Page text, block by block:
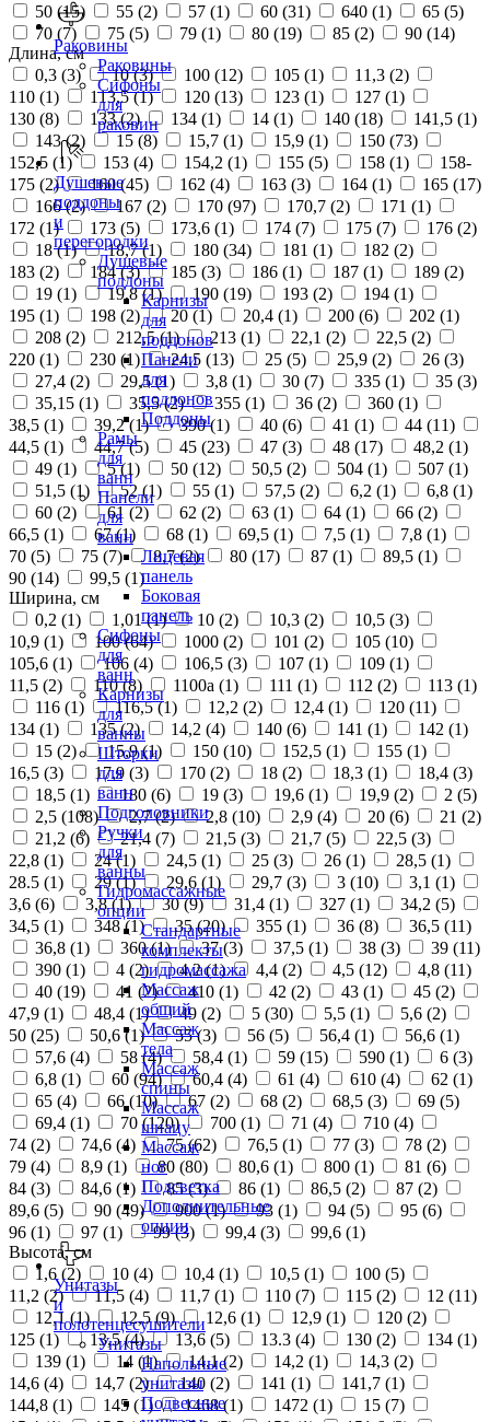
Раковины
Раковины
Сифоны
для
раковин
Душевые
поддоны
и
перегородки
Душевые
поддоны
Карнизы
для
поддонов
Панели
для
поддонов
Поддоны
Рамы
для
ванн
Панели
для
ванн
Лицевая
панель
Боковая
панель
Сифоны
для
ванн
Карнизы
для
ванны
Шторки
для
ванн
Подголовники
Ручки
для
ванны
Гидромассажные
опции
Стандартные
комплекты
гидромассажа
Массаж
общий
Массаж
тела
Массаж
спины
Массаж
шиацу
Массаж
ног
Подсветка
Дополнительные
опции
Унитазы
и
полотенцесушители
Унитазы
Напольные
унитазы
Подвесные
50 (15) 55 (2) 57 (1) 60 (31) 640 (1) 65 (5)
70 (7) 75 (5) 79 (1) 80 (19) 85 (2) 90 (14)
Длина, см
0,3 (3) 10 (3) 100 (12) 105 (1) 11,3 (2)
110 (1) 113,5 (1) 120 (13) 123 (1) 127 (1)
130 (8) 133 (2) 134 (1) 14 (1) 140 (18) 141,5 (1)
143 (2) 15 (8) 15,7 (1) 15,9 (1) 150 (73)
152,5 (1) 153 (4) 154,2 (1) 155 (5) 158 (1)
158-
175 (2) 160 (45) 162 (4) 163 (3) 164 (1) 165 (17)
166 (2) 167 (2) 170 (97) 170,7 (2) 171 (1)
172 (1) 173 (5) 173,6 (1) 174 (7) 175 (7) 176 (2)
18 (1) 18,7 (1) 180 (34) 181 (1) 182 (2)
183 (2) 184 (3) 185 (3) 186 (1) 187 (1) 189 (2)
19 (1) 19,8 (1) 190 (19) 193 (2) 194 (1)
195 (1) 198 (2) 20 (1) 20,4 (1) 200 (6) 202 (1)
208 (2) 212,5 (1) 213 (1) 22,1 (2) 22,5 (2)
220 (1) 230 (1) 24,5 (13) 25 (5) 25,9 (2) 26 (3)
27,4 (2) 29,5 (1) 3,8 (1) 30 (7) 335 (1) 35 (3)
35,15 (1) 35,5 (2) 355 (1) 36 (2) 360 (1)
38,5 (1) 39,2 (1) 390 (1) 40 (6) 41 (1) 44 (11)
44,5 (1) 44,7 (5) 45 (23) 47 (3) 48 (17) 48,2 (1)
49 (1) 5 (1) 50 (12) 50,5 (2) 504 (1) 507 (1)
51,5 (1) 52 (1) 55 (1) 57,5 (2) 6,2 (1) 6,8 (1)
60 (2) 61 (2) 62 (2) 63 (1) 64 (1) 66 (2)
66,5 (1) 67 (1) 68 (1) 69,5 (1) 7,5 (1) 7,8 (1)
70 (5) 75 (7) 8,7 (2) 80 (17) 87 (1) 89,5 (1)
90 (14) 99,5 (1)
Ширина, см
0,2 (1) 1,01 (1) 10 (2) 10,3 (2) 10,5 (3)
10,9 (1) 100 (64) 1000 (2) 101 (2) 105 (10)
105,6 (1) 106 (4) 106,5 (3) 107 (1) 109 (1)
11,5 (2) 110 (8) 1100а (1) 111 (1) 112 (2) 113 (1)
116 (1) 116,5 (1) 12,2 (2) 12,4 (1) 120 (11)
134 (1) 135 (2) 14,2 (4) 140 (6) 141 (1) 142 (1)
15 (2) 15,9 (1) 150 (10) 152,5 (1) 155 (1)
16,5 (3) 17,9 (3) 170 (2) 18 (2) 18,3 (1) 18,4 (3)
18,5 (1) 180 (6) 19 (3) 19,6 (1) 19,9 (2) 2 (5)
2,5 (108) 2,7 (2) 2,8 (10) 2,9 (4) 20 (6) 21 (2)
21,2 (6) 21,4 (7) 21,5 (3) 21,7 (5) 22,5 (3)
22,8 (1) 24 (1) 24,5 (1) 25 (3) 26 (1) 28,5 (1)
28.5 (1) 29 (1) 29,6 (1) 29,7 (3) 3 (10) 3,1 (1)
3,6 (6) 3,8 (1) 30 (9) 31,4 (1) 327 (1) 34,2 (5)
34,5 (1) 348 (1) 35 (20) 355 (1) 36 (8) 36,5 (11)
36,8 (1) 360 (1) 37 (3) 37,5 (1) 38 (3) 39 (11)
390 (1) 4 (2) 4,2 (1) 4,4 (2) 4,5 (12) 4,8 (11)
40 (19) 41 (2) 410 (1) 42 (2) 43 (1) 45 (2)
47,9 (1) 48,4 (1) 49 (2) 5 (30) 5,5 (1) 5,6 (2)
50 (25) 50,6 (1) 55 (3) 56 (5) 56,4 (1) 56,6 (1)
57,6 (4) 58 (4) 58,4 (1) 59 (15) 590 (1) 6 (3)
6,8 (1) 60 (94) 60,4 (4) 61 (4) 610 (4) 62 (1)
65 (4) 66 (10) 67 (2) 68 (2) 68,5 (3) 69 (5)
69,4 (1) 70 (120) 700 (1) 71 (4) 710 (4)
74 (2) 74,6 (4) 75 (62) 76,5 (1) 77 (3) 78 (2)
79 (4) 8,9 (1) 80 (80) 80,6 (1) 800 (1) 81 (6)
84 (3) 84,6 (1) 85 (3) 86 (1) 86,5 (2) 87 (2)
89,6 (5) 90 (49) 900 (1) 93 (1) 94 (5) 95 (6)
96 (1) 97 (1) 99 (3) 99,4 (3) 99,6 (1)
Высота, см
1,6 (2) 10 (4) 10,4 (1) 10,5 (1) 100 (5)
11,2 (2) 11,5 (4) 11,7 (1) 110 (7) 115 (2) 12 (11)
12,1 (1) 12,5 (9) 12,6 (1) 12,9 (1) 120 (2)
125 (1) 13,5 (4) 13,6 (5) 13.3 (4) 130 (2) 134 (1)
139 (1) 14 (1) 14,1 (2) 14,2 (1) 14,3 (2)
14,6 (4) 14,7 (2) 140 (2) 141 (1) 141,7 (1)
144,8 (1) 145 (1) 1468 (1) 1472 (1) 15 (7)